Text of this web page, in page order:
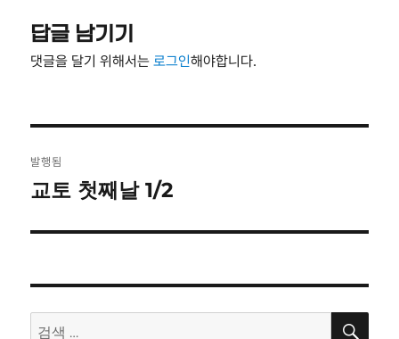
답글 남기기
댓글을 달기 위해서는로그인해야합니다.
탐
발행됨
교토 첫째날 1/2
검
검